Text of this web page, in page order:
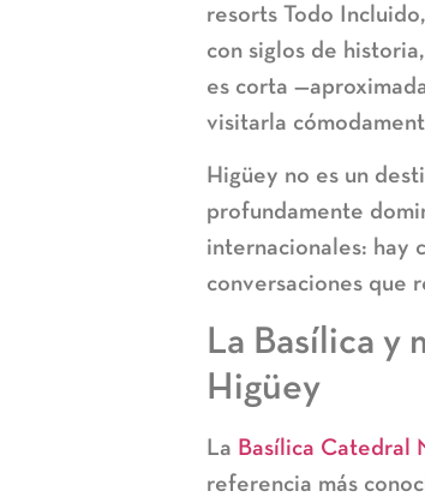
resorts Todo
con siglos de
es corta
visitarla
Higüey no es un
profundamente
internacionales: hay
conversaciones que
La Basílica y
Higüey
La Basílica Catedral
referencia más